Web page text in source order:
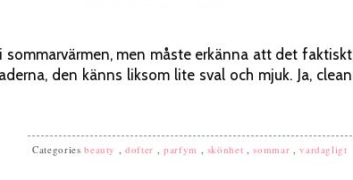
men måste erkänna att det faktiskt
den känns liksom lite sval och mjuk. Ja, clean
Categoriesbeauty ,dofter , parfym , skönhet,sommar ,vardagligt